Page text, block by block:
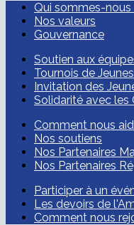
Qui sommes-nous
Nos valeurs
Gouvernance
Soutien aux
Tournois de Jeunes
Invitation des
Solidarité avec les
Comment nous
Nos soutiens
Nos Partenaires
Nos Partenaires
Participer à un
Les devoirs de
Comment nous